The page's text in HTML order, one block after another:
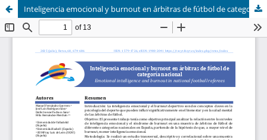
Inteligencia emocional y burnout en árbitras de fútbol de categoría nacional